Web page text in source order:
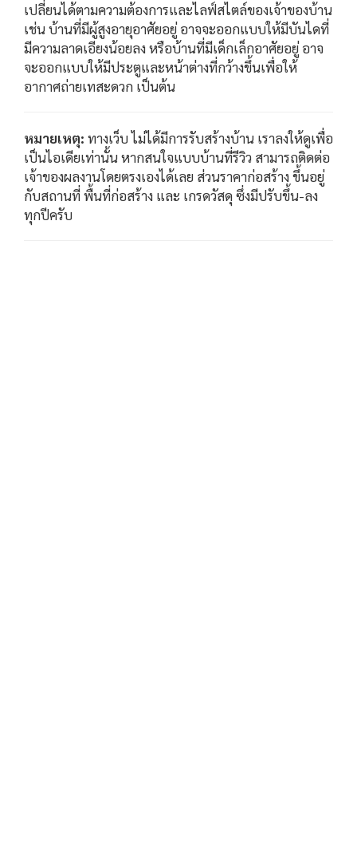
เปลี่ยนได้ตามความต้องการและไลฟ์สไตล์ของเจ้าของบ้าน
เช่น บ้านที่มีผู้สูงอายุอาศัยอยู่ อาจจะออกแบบให้มีบันไดที่
มีความลาดเอียงน้อยลง หรือบ้านที่มีเด็กเล็กอาศัยอยู่ อาจ
จะออกแบบให้มีประตูและหน้าต่างที่กว้างขึ้นเพื่อให้
อากาศถ่ายเทสะดวก เป็นต้น
หมายเหตุ: ทางเว็บ ไม่ได้มีการรับสร้างบ้าน เราลงให้ดูเพื่อ
เป็นไอเดียเท่านั้น หากสนใจแบบบ้านที่รีวิว สามารถติดต่อ
เจ้าของผลงานโดยตรงเองได้เลย ส่วนราคาก่อสร้าง ขึ้นอยู่
กับสถานที่ พื้นที่ก่อสร้าง และ เกรดวัสดุ ซึ่งมีปรับขึ้น-ลง
ทุกปีครับ